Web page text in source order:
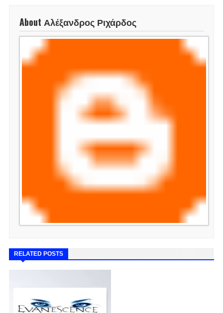
About Αλέξανδρος Ριχάρδος
RELATED POSTS